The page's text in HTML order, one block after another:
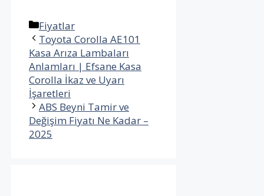
Kategoriler
Fiyatlar
Toyota Corolla AE101
Kasa Arıza Lambaları
Anlamları | Efsane Kasa
Corolla İkaz ve Uyarı
İşaretleri
ABS Beyni Tamir ve
Değişim Fiyatı Ne Kadar –
2025